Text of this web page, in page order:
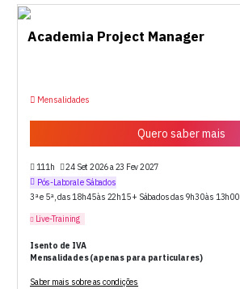
Academia Project Manager
Mensalidades
Quero saber mais
111h
24 Set 2026 a 23 Fev 2027
Pós-Laboral e Sábados
3ª e 5ª, das 18h45 às 22h15 + Sábados das 9h30 às 13h00
Live-Training
Isento de IVA
Mensalidades (apenas para particulares)
Saber mais sobre as condições